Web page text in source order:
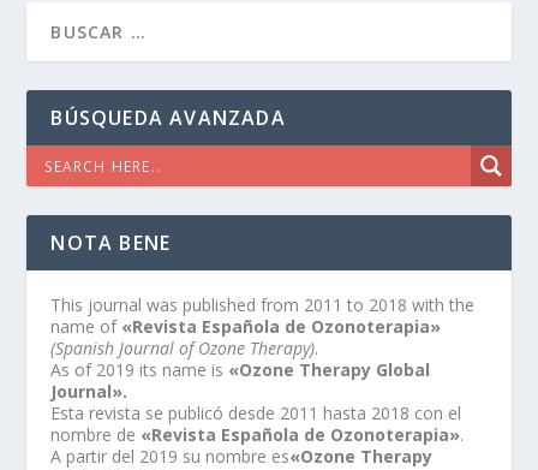
BÚSQUEDA AVANZADA
NOTA BENE
This journal was published from 2011 to 2018 with the
name of «Revista Española de Ozonoterapia»
(Spanish Journal of Ozone Therapy).
As of 2019 its name is «Ozone Therapy Global
Journal».
Esta revista se publicó desde 2011 hasta 2018 con el
nombre de «Revista Española de Ozonoterapia».
A partir del 2019 su nombre es«Ozone Therapy